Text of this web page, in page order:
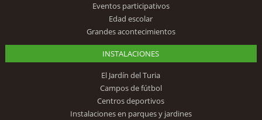
Eventos participativos
Edad escolar
Grandes acontecimientos
INSTALACIONES
El Jardín del Turia
Campos de fútbol
Centros deportivos
Instalaciones en parques y jardines